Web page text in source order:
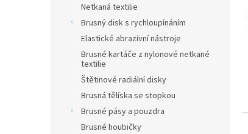
Netkaná textilie
Brusný disk s rychloupínáním
Elastické abrazivní nástroje
Brusné kartáče z nylonové netkané
textilie
Štětinové radiální disky
Brusná tělíska se stopkou
Brusné pásy a pouzdra
Brusné houbičky